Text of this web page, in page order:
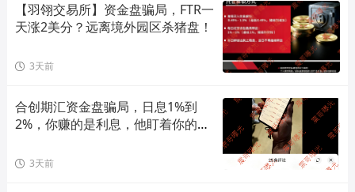
【羽翎交易所】资金盘骗局，FTR一
天涨2美分？远离境外园区杀猪盘！
3天前
合创期汇资金盘骗局，日息1%到
2%，你赚的是利息，他盯着你的本
3天前